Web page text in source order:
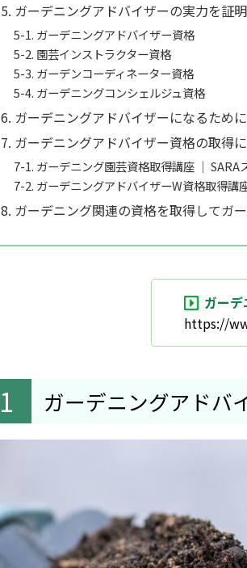
5. ガーデニングアドバイザーの実力を証
5-1. ガーデニングアドバイザー資格
5-2. 園芸インストラクター資格
5-3. ガーデンコーディネーター資格
5-4. ガーデニングコンシェルジュ資格
6. ガーデニングアドバイザーになるため
7. ガーデニングアドバイザー資格の取得
7-1. ガーデニング園芸資格取得講座 ｜ SARA
7-2. ガーデニングアドバイザーW資格取得講
8. ガーデニング関連の資格を取得してガ
ガー
https://
ガーデニングアドバ